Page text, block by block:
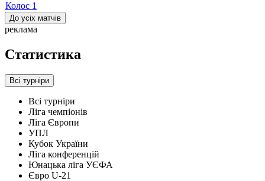
Колос 1
До усіх матчів
реклама
Статистика
Всі турніри
Всі турніри
Ліга чемпіонів
Ліга Європи
УПЛ
Кубок України
Ліга конференцій
Юнацька ліга УЄФА
Євро U-21